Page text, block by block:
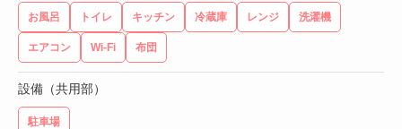
お風呂 トイレ キッチン 冷蔵庫 レンジ 洗濯機
エアコン Wi-Fi 布団
設備（共用部）
駐車場